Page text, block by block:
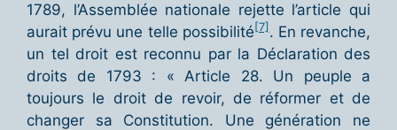
1789, l’Assemblée nationale rejette l’article qui
aurait prévu une telle possibilité[7]. En revanche,
un tel droit est reconnu par la Déclaration des
droits de 1793 : « Article 28. Un peuple a
toujours le droit de revoir, de réformer et de
changer sa Constitution. Une génération ne